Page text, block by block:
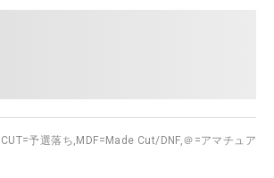
CUT=予選落ち, MDF=Made Cut/DNF,＠=アマチュア